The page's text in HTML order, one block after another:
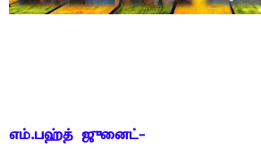
எம்.பஹ்த் ஜுனைட்-